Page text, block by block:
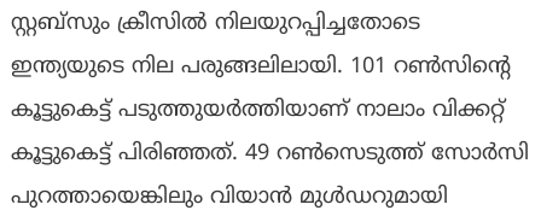
സ്റ്റബ്‌സും ക്രീസില്‍ നിലയുറപ്പിച്ചതോടെ
ഇന്ത്യയുടെ നില പരുങ്ങലിലായി. 101 റണ്‍സിന്റെ
കൂട്ടുകെട്ട് പടുത്തുയര്‍ത്തിയാണ് നാലാം വിക്കറ്റ്
കൂട്ടുകെട്ട് പിരിഞ്ഞത്. 49 റണ്‍സെടുത്ത് സോര്‍സി
പുറത്തായെങ്കിലും വിയാന്‍ മുള്‍ഡറുമായി